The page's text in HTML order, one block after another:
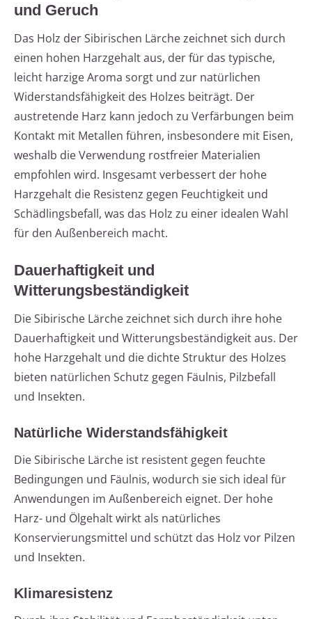
und Geruch
Das Holz der Sibirischen Lärche zeichnet sich durch
einen hohen Harzgehalt aus, der für das typische,
leicht harzige Aroma sorgt und zur natürlichen
Widerstandsfähigkeit des Holzes beiträgt. Der
austretende Harz kann jedoch zu Verfärbungen beim
Kontakt mit Metallen führen, insbesondere mit Eisen,
weshalb die Verwendung rostfreier Materialien
empfohlen wird. Insgesamt verbessert der hohe
Harzgehalt die Resistenz gegen Feuchtigkeit und
Schädlingsbefall, was das Holz zu einer idealen Wahl
für den Außenbereich macht.
Dauerhaftigkeit und
Witterungsbeständigkeit
Die Sibirische Lärche zeichnet sich durch ihre hohe
Dauerhaftigkeit und Witterungsbeständigkeit aus. Der
hohe Harzgehalt und die dichte Struktur des Holzes
bieten natürlichen Schutz gegen Fäulnis, Pilzbefall
und Insekten.
Natürliche Widerstandsfähigkeit
Die Sibirische Lärche ist resistent gegen feuchte
Bedingungen und Fäulnis, wodurch sie sich ideal für
Anwendungen im Außenbereich eignet. Der hohe
Harz- und Ölgehalt wirkt als natürliches
Konservierungsmittel und schützt das Holz vor Pilzen
und Insekten.
Klimaresistenz